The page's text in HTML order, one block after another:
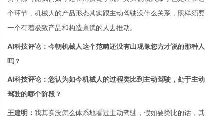
个环节，机械人的产品形态其实跟主动驾驶没什么关系，照样须要
一个有着极致产品和构造禀赋的人去推动。
AI科技评论：今朝机械人这个范畴还没有出现像您方才说的那种人
吗？
AI科技评论：您认为如今机械人的过程类比到主动驾驶，处于主动
驾驶的哪个阶段？
王建明： 我其实没怎么体系地看过主动驾驶，假如要类比的话，其